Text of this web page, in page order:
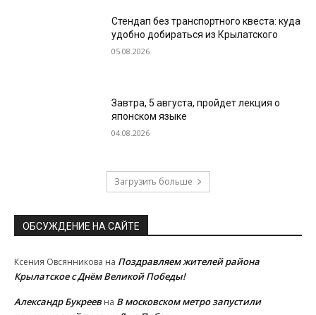
Стендап без транспортного квеста: куда
удобно добираться из Крылатского
05.08.2026
Завтра, 5 августа, пройдет лекция о
японском языке
04.08.2026
Загрузить больше
ОБСУЖДЕНИЕ НА САЙТЕ
Ксения Овсянникова на Поздравляем жителей района
Крылатское с Днём Великой Победы!
Александр Букреевна В московском метро запустили